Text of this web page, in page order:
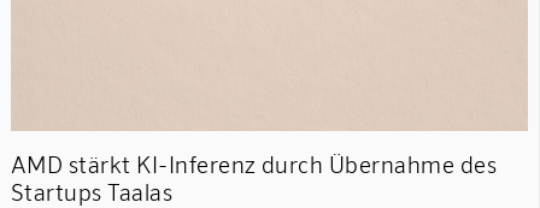
AMD stärkt KI-Inferenz durch Übernahme des
Startups Taalas